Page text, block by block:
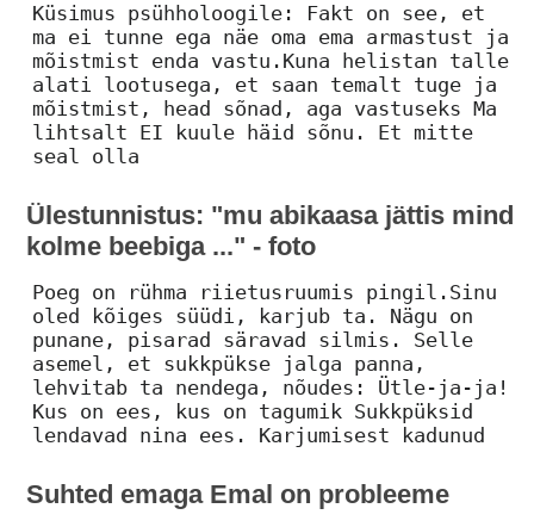
Küsimus psühholoogile: Fakt on see, et
ma ei tunne ega näe oma ema armastust ja
mõistmist enda vastu.Kuna helistan talle
alati lootusega, et saan temalt tuge ja
mõistmist, head sõnad, aga vastuseks Ma
lihtsalt EI kuule häid sõnu. Et mitte
seal olla
Ülestunnistus: "mu abikaasa jättis mind
kolme beebiga ..." - foto
Poeg on rühma riietusruumis pingil.Sinu
oled kõiges süüdi, karjub ta. Nägu on
punane, pisarad säravad silmis. Selle
asemel, et sukkpükse jalga panna,
lehvitab ta nendega, nõudes: Ütle-ja-ja!
Kus on ees, kus on tagumik Sukkpüksid
lendavad nina ees. Karjumisest kadunud
Suhted emaga Emal on probleeme